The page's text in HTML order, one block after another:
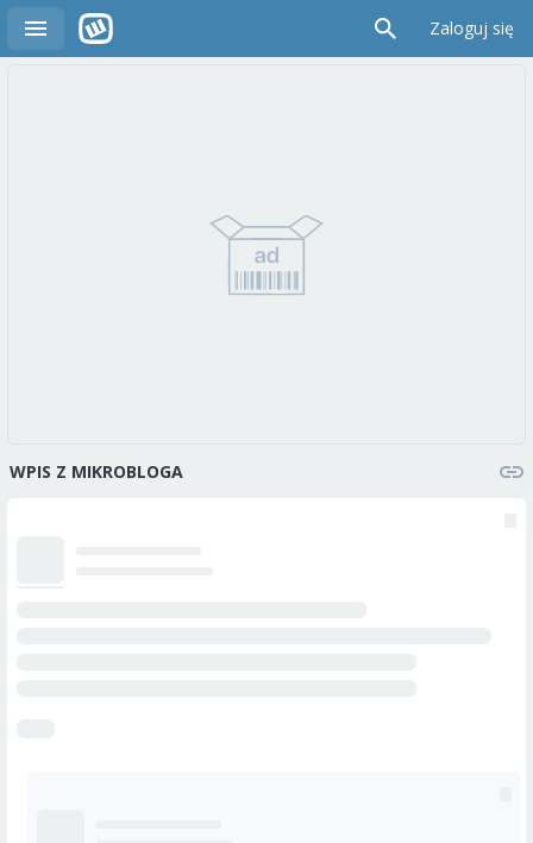
Zaloguj się
WPIS Z MIKROBLOGA